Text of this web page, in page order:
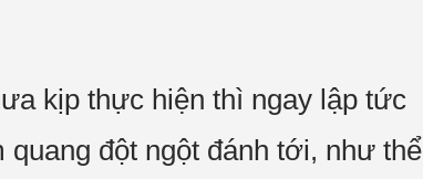
kịp thực hiện thì ngay lập tức
đột ngột đánh tới, như thể